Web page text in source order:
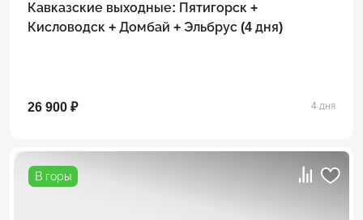
Кавказские выходные: Пятигорск +
Кисловодск + Домбай + Эльбрус (4 дня)
26 900 ₽ 4 дня
В горы